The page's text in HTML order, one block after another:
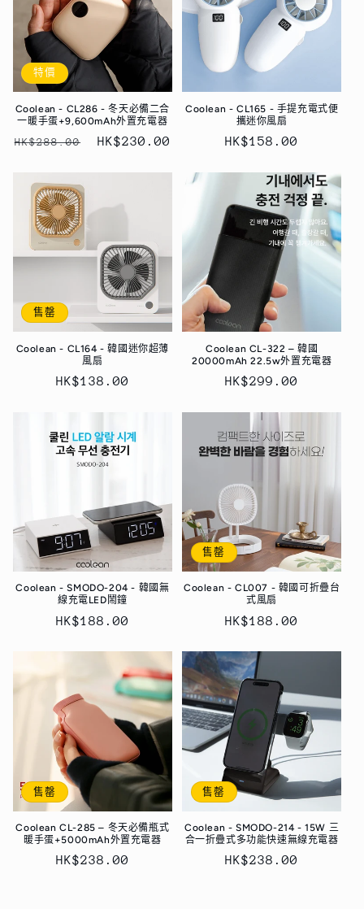
特價
Coolean - CL286 - 冬天必備二合
一暖手蛋+9,600mAh外置充電器
定
HK$288.00
售
HK$230.00
Coolean - CL165 - 手提充電式便
攜迷你風扇
定
HK$158.00
售罄
Coolean - CL164 - 韓國迷你超薄
風扇
定
HK$138.00
Coolean CL-322 – 韓國
20000mAh 22.5w外置充電器
定
HK$299.00
Coolean - SMODO-204 - 韓國無
線充電LED鬧鐘
定
HK$188.00
售罄
Coolean - CL007 - 韓國可折疊台
式風扇
定
HK$188.00
售罄
Coolean CL-285 – 冬天必備瓶式
暖手蛋+5000mAh外置充電器
定
HK$238.00
售罄
Coolean - SMODO-214 - 15W 三
合一折疊式多功能快速無線充電器
定
HK$238.00